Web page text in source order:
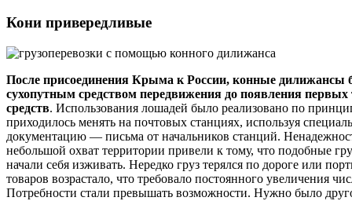
Кони привередливые
После присоединения Крыма к России, конные дилижансы
сухопутным средством передвижения до появления
средств. Использования лошадей было реализовано по
приходилось менять на почтовых станциях, используя
документацию — письма от начальников станций.
небольшой охват территории привели к тому, что подобные
начали себя изживать. Нередко груз терялся по дороге или
товаров возрастало, что требовало постоянного увеличения
Потребности стали превышать возможности. Нужно было